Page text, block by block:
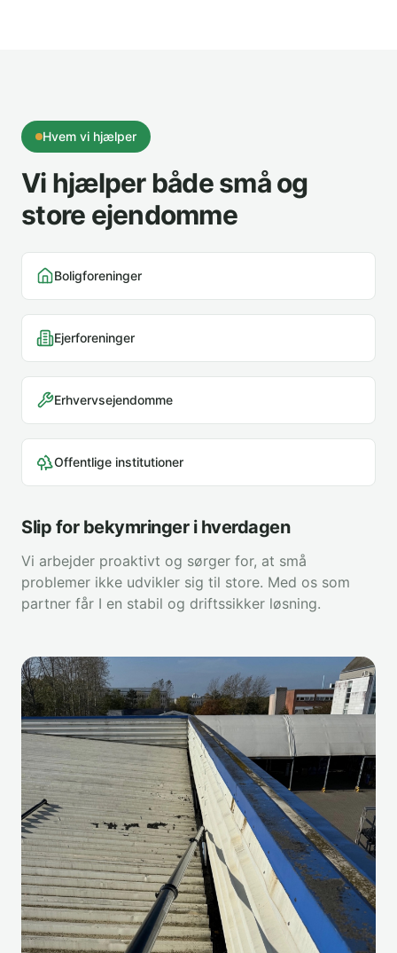
Hvem vi hjælper
Vi hjælper både små og
store ejendomme
Boligforeninger
Ejerforeninger
Erhvervsejendomme
Offentlige institutioner
Slip for bekymringer i hverdagen
Vi arbejder proaktivt og sørger for, at små
problemer ikke udvikler sig til store. Med os som
partner får I en stabil og driftssikker løsning.